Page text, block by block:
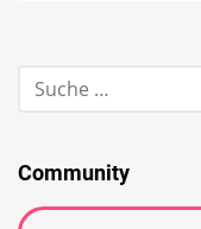
Community